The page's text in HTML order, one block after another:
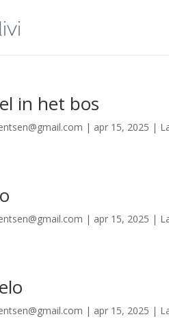
in het bos
| apr 15, 2025 |
| apr 15, 2025 |
| apr 15, 2025 |